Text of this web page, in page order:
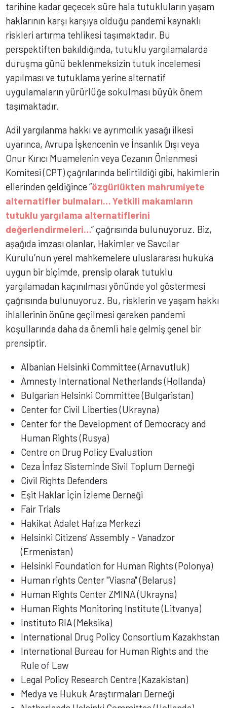
tarihine kadar geçecek süre hala tutukluların yaşam
haklarının karşı karşıya olduğu pandemi kaynaklı
riskleri artırma tehlikesi taşımaktadır. Bu
perspektiften bakıldığında, tutuklu yargılamalarda
duruşma günü beklenmeksizin tutuk incelemesi
yapılması ve tutuklama yerine alternatif
uygulamaların yürürlüğe sokulması büyük önem
taşımaktadır.
Adil yargılanma hakkı ve ayrımcılık yasağı ilkesi
uyarınca, Avrupa İşkencenin ve İnsanlık Dışı veya
Onur Kırıcı Muamelenin veya Cezanın Önlenmesi
Komitesi (CPT) çağrılarında belirtildiği gibi, hakimlerin
ellerinden geldiğince “özgürlükten mahrumiyete
alternatifler bulmaları… Yetkili makamların
tutuklu yargılama alternatiflerini
değerlendirmeleri…” çağrısında bulunuyoruz. Biz,
aşağıda imzası olanlar, Hakimler ve Savcılar
Kurulu’nun yerel mahkemelere uluslararası hukuka
uygun bir biçimde, prensip olarak tutuklu
yargılamadan kaçınılması yönünde yol göstermesi
çağrısında bulunuyoruz. Bu, risklerin ve yaşam hakkı
ihlallerinin önüne geçilmesi gereken pandemi
koşullarında daha da önemli hale gelmiş genel bir
prensiptir.
Albanian Helsinki Committee (Arnavutluk)
Amnesty International Netherlands (Hollanda)
Bulgarian Helsinki Committee (Bulgaristan)
Center for Civil Liberties (Ukrayna)
Center for the Development of Democracy and
Human Rights (Rusya)
Centre on Drug Policy Evaluation
Ceza İnfaz Sisteminde Sivil Toplum Derneği
Civil Rights Defenders
Eşit Haklar İçin İzleme Derneği
Fair Trials
Hakikat Adalet Hafıza Merkezi
Helsinki Citizens' Assembly - Vanadzor
(Ermenistan)
Helsinki Foundation for Human Rights (Polonya)
Human rights Center "Viasna" (Belarus)
Human Rights Center ZMINA (Ukrayna)
Human Rights Monitoring Institute (Litvanya)
Instituto RIA (Meksika)
International Drug Policy Consortium Kazakhstan
International Bureau for Human Rights and the
Rule of Law
Legal Policy Research Centre (Kazakistan)
Medya ve Hukuk Araştırmaları Derneği